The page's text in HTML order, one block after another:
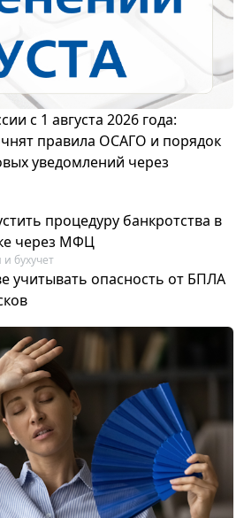
с 1 августа 2026 года:
правила ОСАГО и порядок
уведомлений через
процедуру банкротства в
через МФЦ
и бухучет
учитывать опасность от БПЛА